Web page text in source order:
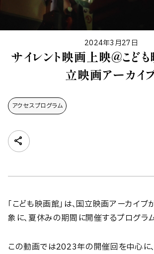
2024年3月27日
サイレント映画上映＠こど
立映画アーカイ
アクセスプログラム
「こども映画館」は、国立映画アーカイ
象に、夏休みの期間に開催するプログラム
この動画では2023年の開催回を中心に